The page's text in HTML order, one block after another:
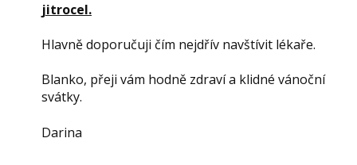
jitrocel.
Hlavně doporučuji čím nejdřív navštívit lékaře.
Blanko, přeji vám hodně zdraví a klidné vánoční
svátky.
Darina